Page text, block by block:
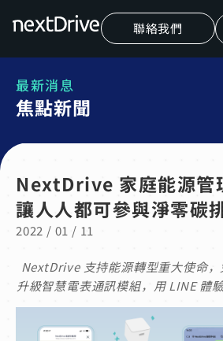
聯絡我們
最新消息
焦點新聞
NextDrive 家庭能源管
讓人人都可參與淨零碳
2022 / 01 / 11
NextDrive 支持能源轉型重大使命
升級智慧電表通訊模組，用 LINE 體